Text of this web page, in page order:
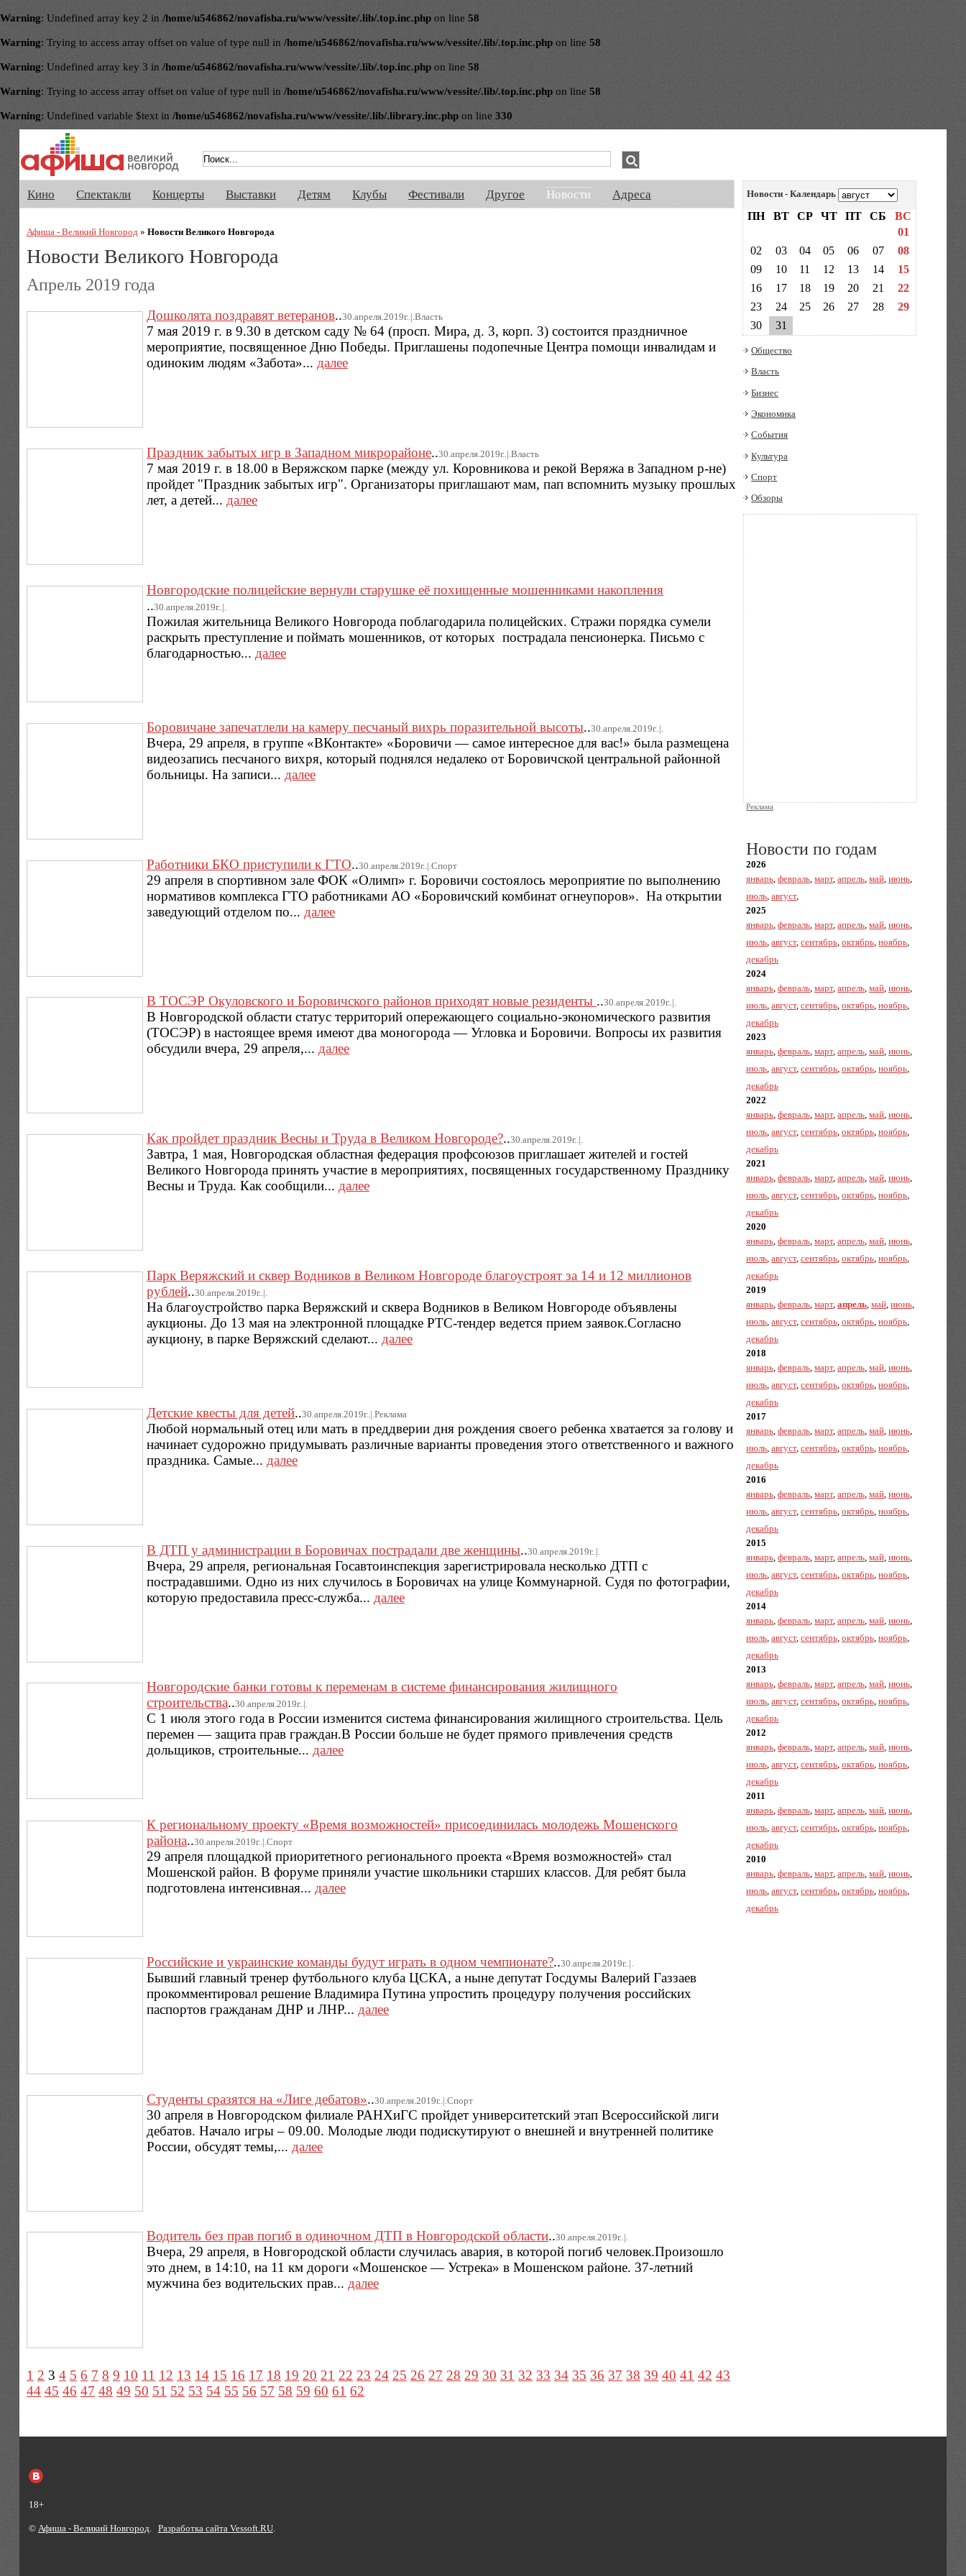
Warning: Undefined array key 2 in /home/u546862/novafisha.ru/www/vessite/.lib/.top.inc.php on line 58
Warning: Trying to access array offset on value of type null in /home/u546862/novafisha.ru/www/vessite/.lib/.top.inc.php on line 58
Warning: Undefined array key 3 in /home/u546862/novafisha.ru/www/vessite/.lib/.top.inc.php on line 58
Warning: Trying to access array offset on value of type null in /home/u546862/novafisha.ru/www/vessite/.lib/.top.inc.php on line 58
Warning: Undefined variable $text in /home/u546862/novafisha.ru/www/vessite/.lib/.library.inc.php on line 330
Кино Спектакли Концерты Выставки Детям Клубы Фестивали Другое Новости Адреса
Афиша - Великий Новгород » Новости Великого Новгорода
Новости Великого Новгорода
Апрель 2019 года
Дошколята поздравят ветеранов..30.апреля.2019г..|.Власть
7 мая 2019 г. в 9.30 в детском саду № 64 (просп. Мира, д. 3, корп. 3) состоится праздничное
мероприятие, посвященное Дню Победы. Приглашены подопечные Центра помощи инвалидам и
одиноким людям «Забота»... далее
Праздник забытых игр в Западном микрорайоне..30.апреля.2019г..|.Власть
7 мая 2019 г. в 18.00 в Веряжском парке (между ул. Коровникова и рекой Веряжа в Западном р-не)
пройдет "Праздник забытых игр". Организаторы приглашают мам, пап вспомнить музыку прошлых
лет, а детей... далее
Новгородские полицейские вернули старушке её похищенные мошенниками накопления
..30.апреля.2019г..|.
Пожилая жительница Великого Новгорода поблагодарила полицейских. Стражи порядка сумели
раскрыть преступление и поймать мошенников, от которых пострадала пенсионерка. Письмо с
благодарностью... далее
Боровичане запечатлели на камеру песчаный вихрь поразительной высоты..30.апреля.2019г..|.
Вчера, 29 апреля, в группе «ВКонтакте» «Боровичи — самое интересное для вас!» была размещена
видеозапись песчаного вихря, который поднялся недалеко от Боровичской центральной районной
больницы. На записи... далее
Работники БКО приступили к ГТО..30.апреля.2019г..|.Спорт
29 апреля в спортивном зале ФОК «Олимп» г. Боровичи состоялось мероприятие по выполнению
нормативов комплекса ГТО работниками АО «Боровичский комбинат огнеупоров». На открытии
заведующий отделом по... далее
В ТОСЭР Окуловского и Боровичского районов приходят новые резиденты ..30.апреля.2019г..|.
В Новгородской области статус территорий опережающего социально-экономического развития
(ТОСЭР) в настоящее время имеют два моногорода — Угловка и Боровичи. Вопросы их развития
обсудили вчера, 29 апреля,... далее
Как пройдет праздник Весны и Труда в Великом Новгороде?..30.апреля.2019г..|.
Завтра, 1 мая, Новгородская областная федерация профсоюзов приглашает жителей и гостей
Великого Новгорода принять участие в мероприятиях, посвященных государственному Празднику
Весны и Труда. Как сообщили... далее
Парк Веряжский и сквер Водников в Великом Новгороде благоустроят за 14 и 12 миллионов
рублей..30.апреля.2019г..|.
На благоустройство парка Веряжский и сквера Водников в Великом Новгороде объявлены
аукционы. До 13 мая на электронной площадке РТС-тендер ведется прием заявок.Согласно
аукциону, в парке Веряжский сделают... далее
Детские квесты для детей..30.апреля.2019г..|.Реклама
Любой нормальный отец или мать в преддверии дня рождения своего ребенка хватается за голову и
начинает судорожно придумывать различные варианты проведения этого ответственного и важного
праздника. Самые... далее
В ДТП у администрации в Боровичах пострадали две женщины..30.апреля.2019г..|.
Вчера, 29 апреля, региональная Госавтоинспекция зарегистрировала несколько ДТП с
пострадавшими. Одно из них случилось в Боровичах на улице Коммунарной. Судя по фотографии,
которую предоставила пресс-служба... далее
Новгородские банки готовы к переменам в системе финансирования жилищного
строительства..30.апреля.2019г..|.
С 1 июля этого года в России изменится система финансирования жилищного строительства. Цель
перемен — защита прав граждан.В России больше не будет прямого привлечения средств
дольщиков, строительные... далее
К региональному проекту «Время возможностей» присоединилась молодежь Мошенского
района..30.апреля.2019г..|.Спорт
29 апреля площадкой приоритетного регионального проекта «Время возможностей» стал
Мошенской район. В форуме приняли участие школьники старших классов. Для ребят была
подготовлена интенсивная... далее
Российские и украинские команды будут играть в одном чемпионате?..30.апреля.2019г..|.
Бывший главный тренер футбольного клуба ЦСКА, а ныне депутат Госдумы Валерий Газзаев
прокомментировал решение Владимира Путина упростить процедуру получения российских
паспортов гражданам ДНР и ЛНР... далее
Студенты сразятся на «Лиге дебатов»..30.апреля.2019г..|.Спорт
30 апреля в Новгородском филиале РАНХиГС пройдет университетский этап Всероссийской лиги
дебатов. Начало игры – 09.00. Молодые люди подискутируют о внешней и внутренней политике
России, обсудят темы,... далее
Водитель без прав погиб в одиночном ДТП в Новгородской области..30.апреля.2019г..|.
Вчера, 29 апреля, в Новгородской области случилась авария, в которой погиб человек.Произошло
это днем, в 14:10, на 11 км дороги «Мошенское — Устрека» в Мошенском районе. 37-летний
мужчина без водительских прав... далее
1 2 3 4 5 6 7 8 9 10 11 12 13 14 15 16 17 18 19 20 21 22 23 24 25 26 27 28 29 30 31 32 33 34 35 36 37 38 39 40 41 42 43
44 45 46 47 48 49 50 51 52 53 54 55 56 57 58 59 60 61 62
Новости - Календарь
ПН ВТ СР ЧТ ПТ СБ
ВС
01
02
03 04 05 06 07
08
09
10 11 12 13 14
15
16
17 18 19 20 21
22
23
24 25 26 27 28
29
30
31
Общество
Власть
Бизнес
Экономика
События
Культура
Спорт
Обзоры
Реклама
Новости по годам
2026
январь,февраль,март,апрель,май,июнь,
июль,август,
2025
январь,февраль,март,апрель,май,июнь,
июль,август,сентябрь,октябрь,ноябрь,
декабрь
2024
январь,февраль,март,апрель,май,июнь,
июль,август,сентябрь,октябрь,ноябрь,
декабрь
2023
январь,февраль,март,апрель,май,июнь,
июль,август,сентябрь,октябрь,ноябрь,
декабрь
2022
январь,февраль,март,апрель,май,июнь,
июль,август,сентябрь,октябрь,ноябрь,
декабрь
2021
январь,февраль,март,апрель,май,июнь,
июль,август,сентябрь,октябрь,ноябрь,
декабрь
2020
январь,февраль,март,апрель,май,июнь,
июль,август,сентябрь,октябрь,ноябрь,
декабрь
2019
январь,февраль,март,апрель,май,июнь,
июль,август,сентябрь,октябрь,ноябрь,
декабрь
2018
январь,февраль,март,апрель,май,июнь,
июль,август,сентябрь,октябрь,ноябрь,
декабрь
2017
январь,февраль,март,апрель,май,июнь,
июль,август,сентябрь,октябрь,ноябрь,
декабрь
2016
январь,февраль,март,апрель,май,июнь,
июль,август,сентябрь,октябрь,ноябрь,
декабрь
2015
январь,февраль,март,апрель,май,июнь,
июль,август,сентябрь,октябрь,ноябрь,
декабрь
2014
январь,февраль,март,апрель,май,июнь,
июль,август,сентябрь,октябрь,ноябрь,
декабрь
2013
январь,февраль,март,апрель,май,июнь,
июль,август,сентябрь,октябрь,ноябрь,
декабрь
2012
январь,февраль,март,апрель,май,июнь,
июль,август,сентябрь,октябрь,ноябрь,
декабрь
2011
январь,февраль,март,апрель,май,июнь,
июль,август,сентябрь,октябрь,ноябрь,
декабрь
2010
январь,февраль,март,апрель,май,июнь,
июль,август,сентябрь,октябрь,ноябрь,
декабрь
18+
© Афиша - Великий Новгород Разработка сайта Vessoft.RU.